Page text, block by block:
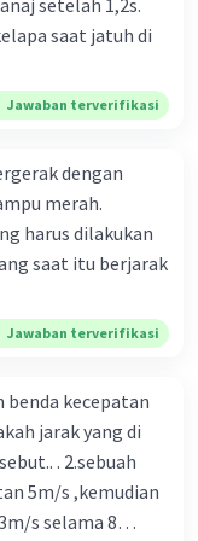
Baka berhasil
Bandung
Prabu Baka, ia
gadis yang
Roro Jonggrang,
raksasa itu
memakan waktu
jatuh cinta dengan
tidak bisa berhenti
Bahkan, ia
ingin meminang
Jonggrang
sangat terkejut
Sebenarnya, ia
karena
Jonggrang pun
setelah 1,2s.
saat jatuh di
Jawaban terverifikasi
dengan
merah.
harus dilakukan
saat itu berjarak
Jawaban terverifikasi
benda kecepatan
jarak yang di
5m/s ,kemudian
s selama 8